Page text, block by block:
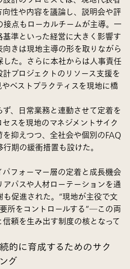
性や内容を議論し、説明会や評
点もローカルチームが主導。一
準といった経営に大きく影響す
きは現地主導の形を取りながら
た。さらに本社からは人事責任
プロジェクトのリソース支援を
ベストプラクティスを現地に橋
、日常業務と連動させて定着を
スを現地のマネジメントサイク
抑えつつ、全社会や個別のFAQ
期の緩衝措置も設けた。
フォーマー層の定着と成長機会
パスや人材ローテーションを通
促進された。“現地が主役で文
所をコントロールする”―この両
頼を生み出す制度の核となって
的に育成するためのサク
グ